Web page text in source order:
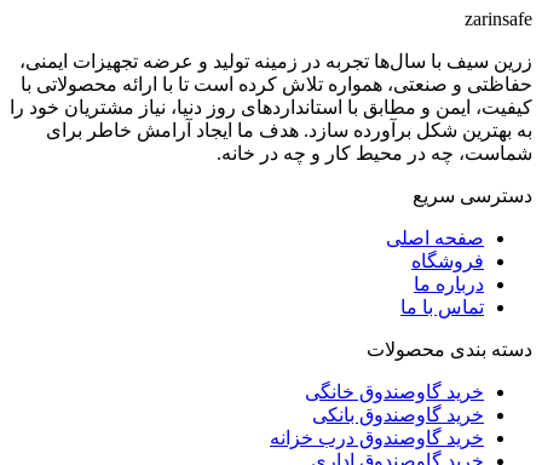
zarinsafe
زرین سیف با سال‌ها تجربه در زمینه تولید و عرضه تجهیزات ایمنی،
حفاظتی و صنعتی، همواره تلاش کرده است تا با ارائه محصولاتی با
کیفیت، ایمن و مطابق با استانداردهای روز دنیا، نیاز مشتریان خود را
به بهترین شکل برآورده سازد. هدف ما ایجاد آرامش خاطر برای
شماست، چه در محیط کار و چه در خانه.
دسترسی سریع
صفحه اصلی
فروشگاه
درباره ما
تماس با ما
دسته بندی محصولات
خرید گاوصندوق خانگی
خرید گاوصندوق بانکی
خرید گاوصندوق درب خزانه
خرید گاوصندوق اداری